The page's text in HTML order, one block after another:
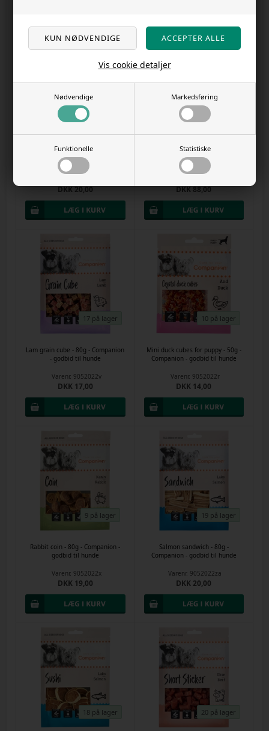
Nødvendige Markedsføring
Funktionelle Statistiske
Vis cookie detaljer
7 på lager
Kaninøre med pels - 100g -
Companion - godbid til hunde
DKK 20,00
21 på lager
Lam grain cube - 500g -
Companion - godbid til hunde
DKK 88,00
17 på lager
Lam grain cube - 80g - Companion
- godbid til hunde
Varenr. 9052022v
DKK 17,00
10 på lager
Mini duck cubes for puppy - 50g -
Companion - godbid til hunde
Varenr. 9052022r
DKK 14,00
9 på lager
Rabbit coin - 80g - Companion -
godbid til hunde
Varenr. 9052022x
DKK 19,00
19 på lager
Salmon sandwich - 80g -
Companion - godbid til hunde
Varenr. 9052022za
DKK 20,00
18 på lager 20 på lager